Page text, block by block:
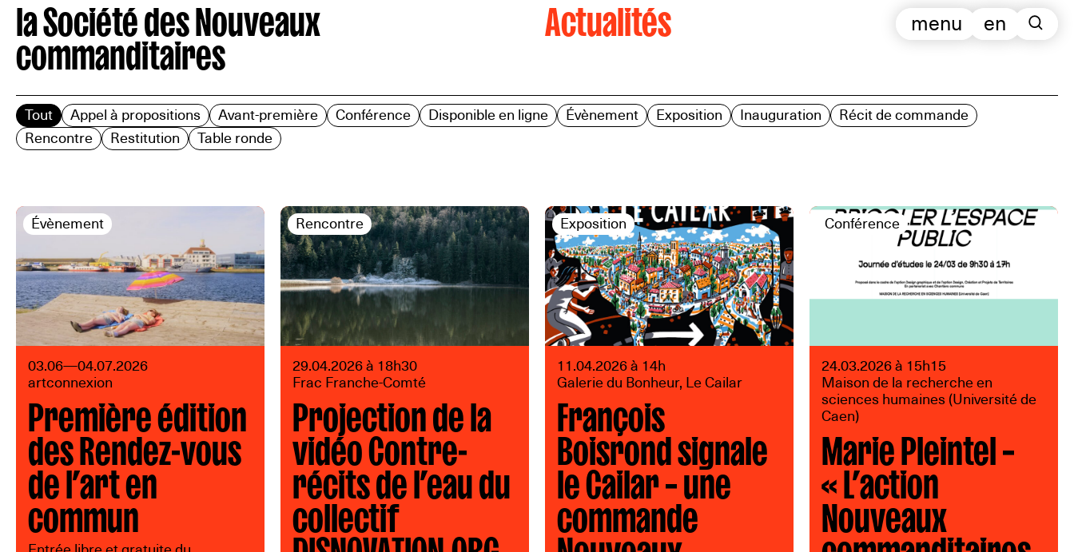
la Société des Nouveaux
commanditaires
Actualités en
menu
Tout Appel à propositions Avant-première Conférence Disponible en ligne Évènement Exposition Inauguration
Récit de commande
Rencontre
Restitution Table ronde
Évènement
03.06—04.07.2026
artconnexion
Première édition
des Rendez-vous
de l’art en
commun
Rencontre
29.04.2026 à 18h30
Frac Franche-Comté
Projection de la
vidéo Contre-
récits de l’eau du
collectif
Exposition
11.04.2026 à 14h
Galerie du Bonheur, Le Cailar
François
Boisrond signale
le Cailar – une
commande
Conférence
24.03.2026 à 15h15
Maison de la recherche en
sciences humaines (Université de
Caen)
Marie Pleintel –
« L’action
Nouveaux